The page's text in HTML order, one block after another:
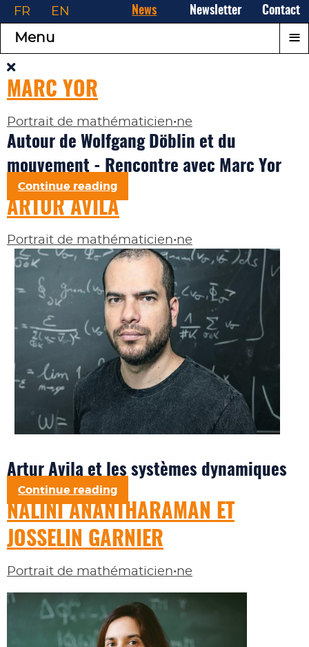
News Newsletter Contact
FR EN
Menu ≡
MARC YOR
Portrait de mathématicien•ne
Autour de Wolfgang Döblin et du
mouvement - Rencontre avec Marc Yor
Continue reading
ARTUR AVILA
Portrait de mathématicien•ne
Artur Avila et les systèmes dynamiques
Continue reading
NALINI ANANTHARAMAN ET
JOSSELIN GARNIER
Portrait de mathématicien•ne